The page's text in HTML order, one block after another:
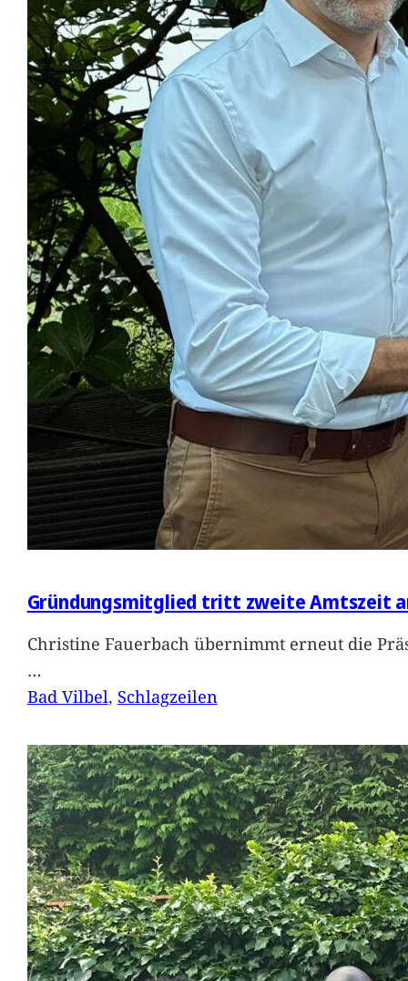
Gründungsmitglied tritt zweite Amtszeit
Christine Fauerbach übernimmt erneut die
…
Bad Vilbel, Schlagzeilen